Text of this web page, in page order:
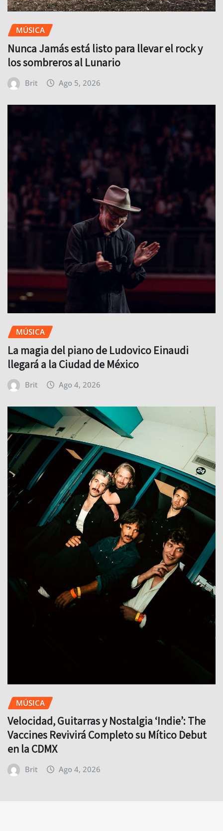
MÚSICA
Nunca Jamás está listo para llevar el rock y
los sombreros al Lunario
Brit Ago 5, 2026
MÚSICA
La magia del piano de Ludovico Einaudi
llegará a la Ciudad de México
Brit Ago 4, 2026
MÚSICA
Velocidad, Guitarras y Nostalgia ‘Indie’: The
Vaccines Revivirá Completo su Mítico Debut
en la CDMX
Brit Ago 4, 2026